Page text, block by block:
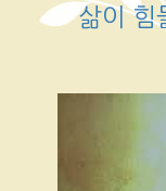
삶이 힘